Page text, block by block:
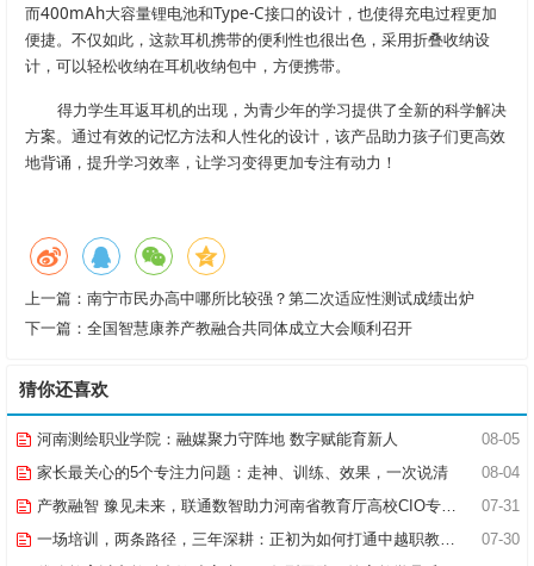
而400mAh大容量锂电池和Type-C接口的设计，也使得充电过程更加
便捷。不仅如此，这款耳机携带的便利性也很出色，采用折叠收纳设
计，可以轻松收纳在耳机收纳包中，方便携带。
得力学生耳返耳机的出现，为青少年的学习提供了全新的科学解决
方案。通过有效的记忆方法和人性化的设计，该产品助力孩子们更高效
地背诵，提升学习效率，让学习变得更加专注有动力！
上一篇： 南宁市民办高中哪所比较强？第二次适应性测试成绩出炉
下一篇： 全国智慧康养产教融合共同体成立大会顺利召开
猜你还喜欢
08-05
河南测绘职业学院：融媒聚力守阵地 数字赋能育新人
08-04
家长最关心的5个专注力问题：走神、训练、效果，一次说清
07-31
产教融智 豫见未来，联通数智助力河南省教育厅高校CIO专题研究班共探AI赋能高等教育新路径
07-30
一场培训，两条路径，三年深耕：正初为如何打通中越职教合作的“最后一公里”